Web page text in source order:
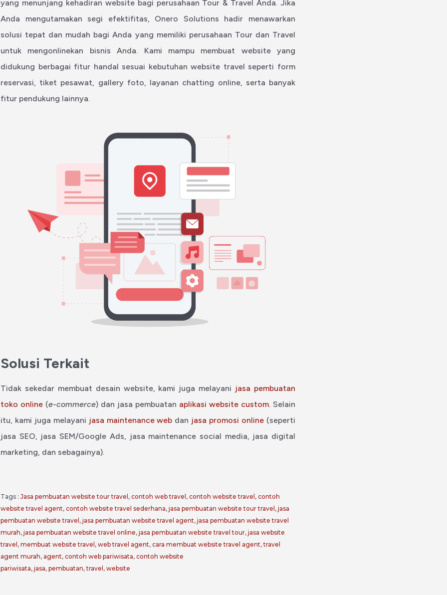
yang menunjang kehadiran website bagi perusahaan Tour & Travel Anda. Jika
Anda mengutamakan segi efektifitas, Onero Solutions hadir menawarkan
solusi tepat dan mudah bagi Anda yang memiliki perusahaan Tour dan Travel
untuk mengonlinekan bisnis Anda. Kami mampu membuat website yang
didukung berbagai fitur handal sesuai kebutuhan website travel seperti form
reservasi, tiket pesawat, gallery foto, layanan chatting online, serta banyak
fitur pendukung lainnya.
Solusi Terkait
Tidak sekedar membuat desain website, kami juga melayani jasa pembuatan
toko online (e-commerce) dan jasa pembuatan aplikasi website custom. Selain
itu, kami juga melayani jasa maintenance web dan jasa promosi online (seperti
jasa SEO, jasa SEM/Google Ads, jasa maintenance social media, jasa digital
marketing, dan sebagainya).
Tags : Jasa pembuatan website tour travel, contoh web travel, contoh website travel, contoh
website travel agent, contoh website travel sederhana, jasa pembuatan website tour travel, jasa
pembuatan website travel, jasa pembuatan website travel agent, jasa pembuatan website travel
murah, jasa pembuatan website travel online, jasa pembuatan website travel tour, jasa website
travel, membuat website travel, web travel agent, cara membuat website travel agent,travel
agent murah, agent, contoh web pariwisata, contoh website
pariwisata, jasa, pembuatan,travel, website